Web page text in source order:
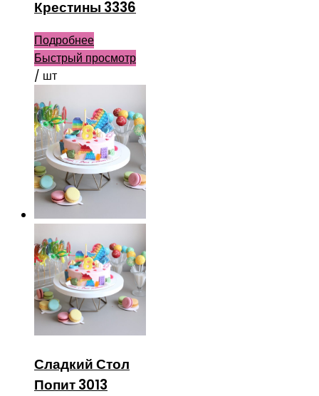
Крестины 3336
Подробнее
Быстрый просмотр
/ шт
Сладкий Стол
Попит 3013